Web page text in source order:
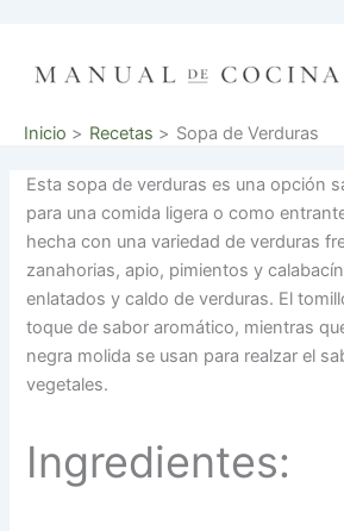
contenido
Inicio Recetas Sopa de Verduras
Esta sopa de verduras es una opción
para una comida ligera o como
hecha con una variedad de verduras
zanahorias, apio, pimientos y
enlatados y caldo de verduras. El
toque de sabor aromático, mientras
negra molida se usan para realzar el
vegetales.
Ingredientes: